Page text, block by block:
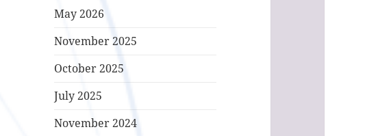
May 2026
November 2025
October 2025
July 2025
November 2024